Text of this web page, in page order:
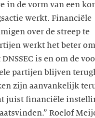
in de vorm van een
werkt. Financiële
over de streep te
werkt het beter om
is en om de
partijen blijven
zijn aanvankelijk
juist financiële
Roelof